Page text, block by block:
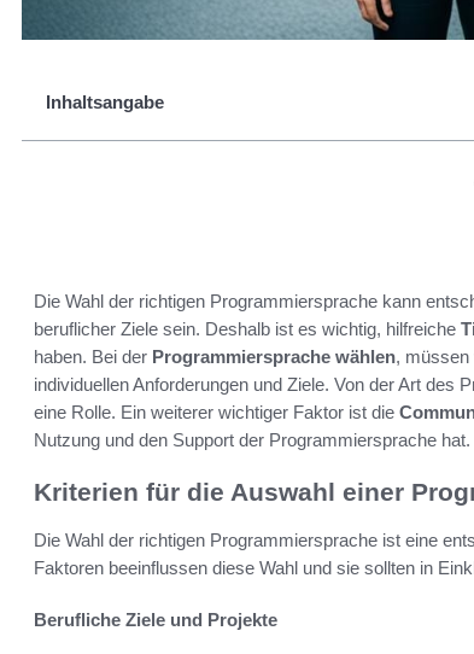
Inhaltsangabe
Die Wahl der richtigen Programmiersprache kann
beruflicher Ziele sein. Deshalb ist es wichtig, hilfreiche
haben. Bei der Programmiersprache wählen, müssen
individuellen Anforderungen und Ziele. Von der Art des
eine Rolle. Ein weiterer wichtiger Faktor ist die
Nutzung und den Support der Programmiersprache hat.
Kriterien für die Auswahl einer
Die Wahl der richtigen Programmiersprache ist eine
Faktoren beeinflussen diese Wahl und sie sollten in
Berufliche Ziele und Projekte